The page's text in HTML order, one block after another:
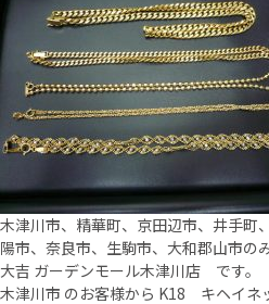
木津川市、精華町、京田辺市、井手町
陽市、奈良市、生駒市、大和郡山市の
大吉 ガーデンモール木津川店 です。
木津川市 のお客様から K18 キヘイネ